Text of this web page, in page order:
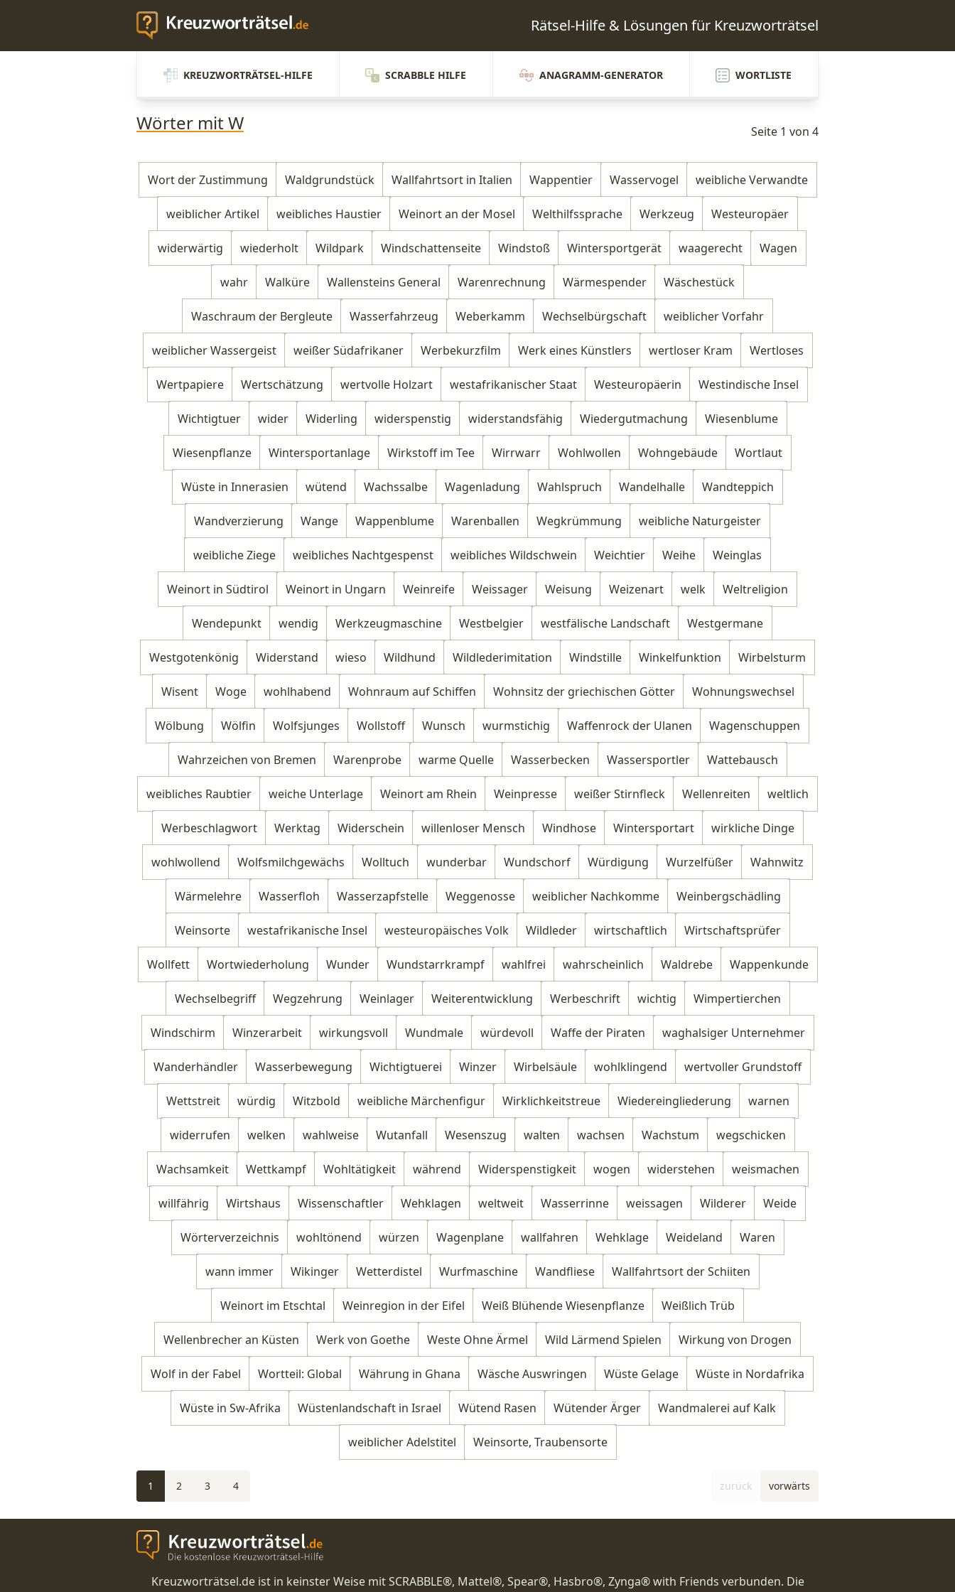
Rätsel-Hilfe & Lösungen für Kreuzworträtsel
KREUZWORTRÄTSEL-HILFE SCRABBLE HILFE ANAGRAMM-GENERATOR WORTLISTE
Wörter mit W Seite 1 von 4
Wort der Zustimmung Waldgrundstück Wallfahrtsort in Italien Wappentier Wasservogel weibliche Verwandte
weiblicher Artikel weibliches Haustier Weinort an der Mosel Welthilfssprache Werkzeug Westeuropäer
widerwärtig wiederholt Wildpark Windschattenseite Windstoß Wintersportgerät waagerecht Wagen
wahr Walküre Wallensteins General Warenrechnung Wärmespender Wäschestück
Waschraum der Bergleute Wasserfahrzeug Weberkamm Wechselbürgschaft weiblicher Vorfahr
weiblicher Wassergeist weißer Südafrikaner Werbekurzfilm Werk eines Künstlers wertloser Kram Wertloses
Wertpapiere Wertschätzung wertvolle Holzart westafrikanischer Staat Westeuropäerin Westindische Insel
Wichtigtuer wider Widerling widerspenstig widerstandsfähig Wiedergutmachung Wiesenblume
Wiesenpflanze Wintersportanlage Wirkstoff im Tee Wirrwarr Wohlwollen Wohngebäude Wortlaut
Wüste in Innerasien wütend Wachssalbe Wagenladung Wahlspruch Wandelhalle Wandteppich
Wandverzierung Wange Wappenblume Warenballen Wegkrümmung weibliche Naturgeister
weibliche Ziege weibliches Nachtgespenst weibliches Wildschwein Weichtier Weihe Weinglas
Weinort in Südtirol Weinort in Ungarn Weinreife Weissager Weisung Weizenart welk Weltreligion
Wendepunkt wendig Werkzeugmaschine Westbelgier westfälische Landschaft Westgermane
Westgotenkönig Widerstand wieso Wildhund Wildlederimitation Windstille Winkelfunktion Wirbelsturm
Wisent Woge wohlhabend Wohnraum auf Schiffen Wohnsitz der griechischen Götter Wohnungswechsel
Wölbung Wölfin Wolfsjunges Wollstoff Wunsch wurmstichig Waffenrock der Ulanen Wagenschuppen
Wahrzeichen von Bremen Warenprobe warme Quelle Wasserbecken Wassersportler Wattebausch
weibliches Raubtier weiche Unterlage Weinort am Rhein Weinpresse weißer Stirnfleck Wellenreiten weltlich
Werbeschlagwort Werktag Widerschein willenloser Mensch Windhose Wintersportart wirkliche Dinge
wohlwollend Wolfsmilchgewächs Wolltuch wunderbar Wundschorf Würdigung Wurzelfüßer Wahnwitz
Wärmelehre Wasserfloh Wasserzapfstelle Weggenosse weiblicher Nachkomme Weinbergschädling
Weinsorte westafrikanische Insel westeuropäisches Volk Wildleder wirtschaftlich Wirtschaftsprüfer
Wollfett Wortwiederholung Wunder Wundstarrkrampf wahlfrei wahrscheinlich Waldrebe Wappenkunde
Wechselbegriff Wegzehrung Weinlager Weiterentwicklung Werbeschrift wichtig Wimpertierchen
Windschirm Winzerarbeit wirkungsvoll Wundmale würdevoll Waffe der Piraten waghalsiger Unternehmer
Wanderhändler Wasserbewegung Wichtigtuerei Winzer Wirbelsäule wohlklingend wertvoller Grundstoff
Wettstreit würdig Witzbold weibliche Märchenfigur Wirklichkeitstreue Wiedereingliederung warnen
widerrufen welken wahlweise Wutanfall Wesenszug walten wachsen Wachstum wegschicken
Wachsamkeit Wettkampf Wohltätigkeit während Widerspenstigkeit wogen widerstehen weismachen
willfährig Wirtshaus Wissenschaftler Wehklagen weltweit Wasserrinne weissagen Wilderer Weide
Wörterverzeichnis wohltönend würzen Wagenplane wallfahren Wehklage Weideland Waren
wann immer Wikinger Wetterdistel Wurfmaschine Wandfliese Wallfahrtsort der Schiiten
Weinort im Etschtal Weinregion in der Eifel Weiß Blühende Wiesenpflanze Weißlich Trüb
Wellenbrecher an Küsten Werk von Goethe Weste Ohne Ärmel Wild Lärmend Spielen Wirkung von Drogen
Wolf in der Fabel Wortteil: Global Währung in Ghana Wäsche Auswringen Wüste Gelage Wüste in Nordafrika
Wüste in Sw-Afrika Wüstenlandschaft in Israel Wütend Rasen Wütender Ärger Wandmalerei auf Kalk
weiblicher Adelstitel Weinsorte, Traubensorte
1 2 3 4 zurück vorwärts
Kreuzworträtsel.de ist in keinster Weise mit SCRABBLE®, Mattel®, Spear®, Hasbro®, Zynga® with Friends verbunden. Die